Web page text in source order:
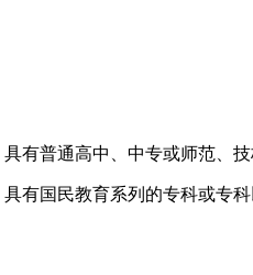
有普通高中、中专或师范、
有国民教育系列的专科或专科